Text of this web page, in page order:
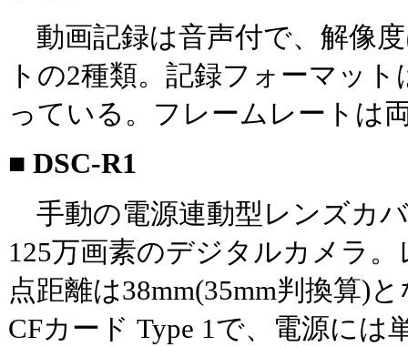
動画記録は音声付で、解像度
トの2種類。記録フォーマッ
っている。フレームレートは
■ DSC-R1
手動の電源連動型レンズカ
125万画素のデジタルカメラ
点距離は38mm(35mm判換算)
CFカード Type 1で、電源には